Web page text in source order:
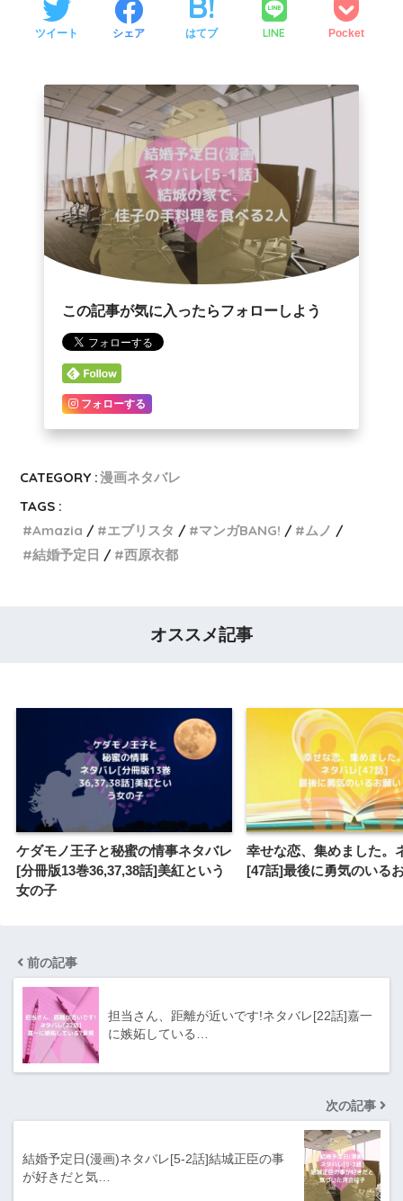
ツイート シェア はてブ LINE Pocket
この記事が気に入ったらフォローしよう
フォローする
CATEGORY :漫画ネタバレ
TAGS :
Amazia
エブリスタ マンガBANG!
ムノ
結婚予定日
西原衣都
オススメ記事
ケダモノ王子と秘蜜の情事ネタバレ
[分冊版13巻36,37,38話]美紅という
女の子
幸せな恋、集めました。
[47話]最後に勇気のいる
前の記事
担当さん、距離が近いです!ネタバレ[22話]嘉一
に嫉妬している…
次の記事
結婚予定日(漫画)ネタバレ[5-2話]結城正臣の事
が好きだと気…